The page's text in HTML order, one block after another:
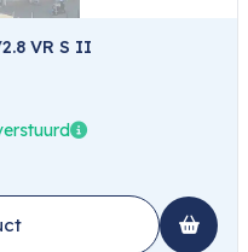
VR S II